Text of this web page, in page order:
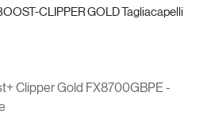
CLIPPER GOLD Tagliacapelli
Clipper Gold FX8700GBPE -